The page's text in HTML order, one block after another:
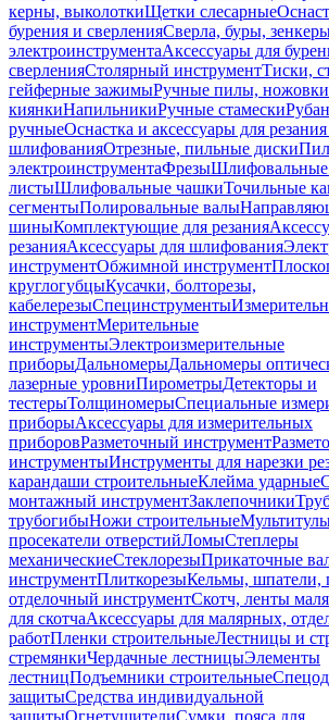
керны, выколоткиЩетки слесарные
бурения и сверленияСверла, буры,
электроинструментаАксессуары для
сверленияСтолярный инструментТиски,
гейферные зажимыРучные пилы, ножовки
киянкиНапильникиРучные стамески
ручныеОснастка и аксессуары для
шлифованияОтрезные, пильные диски
электроинструментаФрезыШлифовальные
листыШлифовальные чашкиТочильные
сегментыПолировальные валы
шиныКомплектующие для резания
резанияАксессуары для шлифования
инструментОбжимной инструмент
круглогубцыКусачки, болторезы,
кабелерезыСпецинструменты
инструментМерительные
инструментыЭлектроизмерительные
приборыДальномерыДальномеры
лазерные уровниПирометрыДетекторы и
тестерыТолщиномерыСпециальные
приборыАксессуары для измерительных
приборовРазметочный инструмент
инструментыИнструменты для нарезки
карандаши строительныеКлейма ударные
монтажный инструментЗаклепочники
трубогибыНожи строительные
просекатели отверстийЛомыСтеплеры
механическиеСтеклорезыПрикаточные
инструментПлиткорезыКельмы, шпатели,
отделочный инструментСкотч, ленты
для скотчаАксессуары для малярных,
работПленки строительныеЛестницы и
стремянкиЧердачные лестницыЭлементы
лестницПодъемники строительные
защитыСредства индивидуальной
защитыОгнетушителиСумки, пояса для